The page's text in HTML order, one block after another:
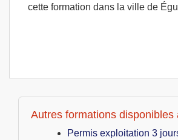
cette formation dans la ville de
Autres formations disponibles
Permis exploitation 3